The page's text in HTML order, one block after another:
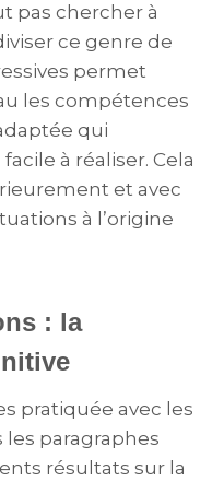
pas chercher à
ce genre de
permet
les compétences
qui
à réaliser. Cela
et avec
à l’origine
: la
pratiquée avec les
paragraphes
résultats sur la